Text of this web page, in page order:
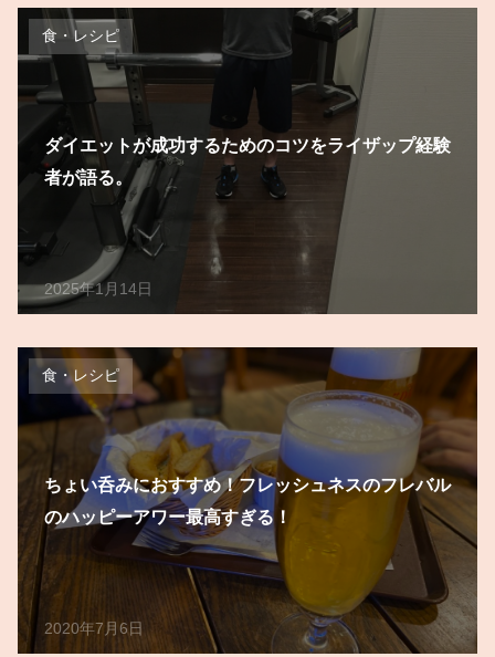
食・レシピ
2025年1月14日
ダイエットが成功するためのコツをライザップ経験
者が語る。
食・レシピ
2020年7月6日
ちょい呑みにおすすめ！フレッシュネスのフレバル
のハッピーアワー最高すぎる！